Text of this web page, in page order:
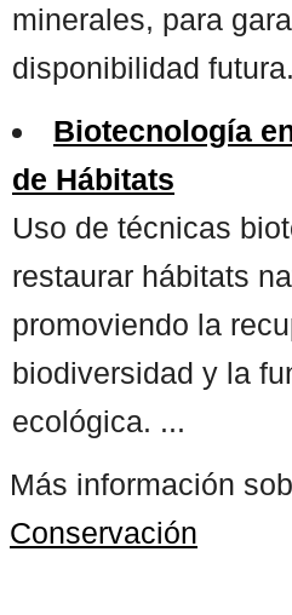
minerales, para
disponibilidad
Biotecnología
de Hábitats
Uso de técnicas
restaurar hábitats
promoviendo la
biodiversidad y la
ecológica. ...
Más información
Conservación